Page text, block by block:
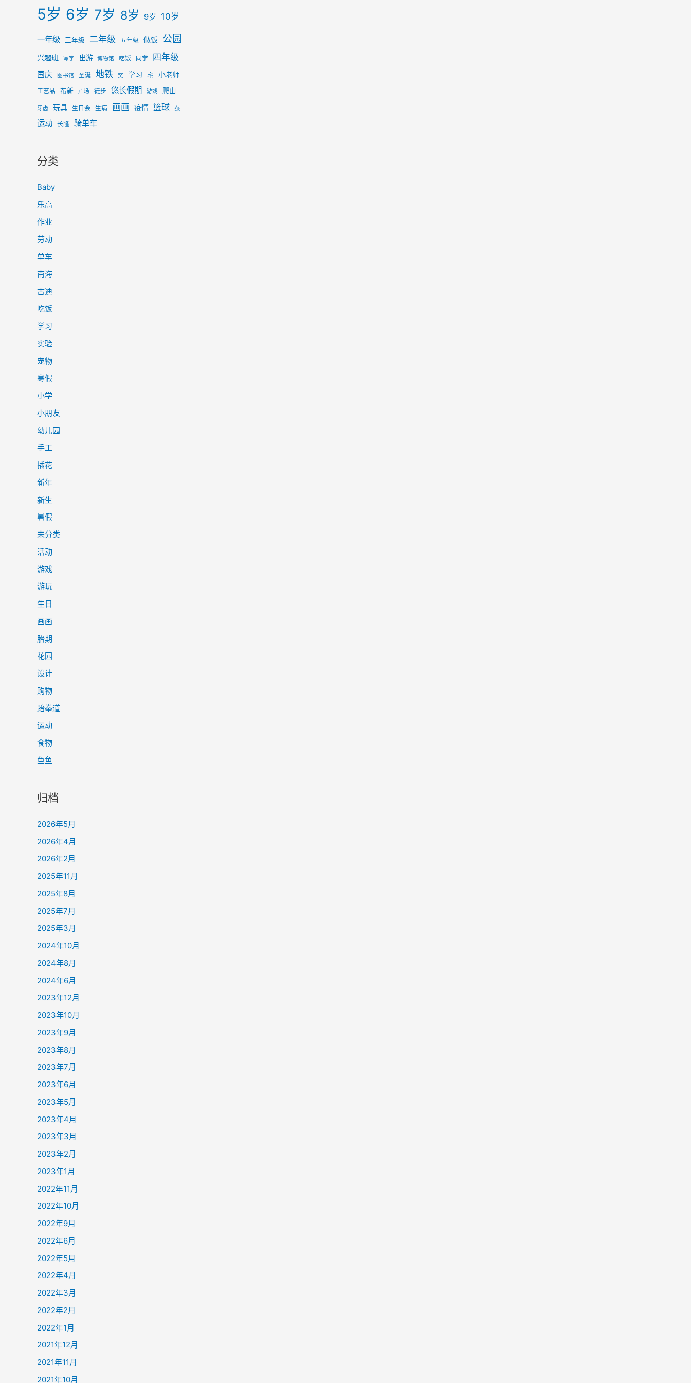
5岁 6岁 7岁 8岁 9岁 10岁
一年级 三年级 二年级 五年级 做饭 公园
兴趣班 写字 出游 博物馆 吃饭 同学 四年级
国庆 图书馆 圣诞 地铁 奖 学习 宅 小老师
工艺品 布新 广场 徒步 悠长假期 游戏 爬山
牙齿 玩具 生日会 生病 画画 疫情 篮球 蚕
运动 长隆 骑单车
分类
Baby
乐高
作业
劳动
单车
南海
古迪
吃饭
学习
实验
宠物
寒假
小学
小朋友
幼儿园
手工
插花
新年
新生
暑假
未分类
活动
游戏
游玩
生日
画画
胎期
花园
设计
购物
跆拳道
运动
食物
鱼鱼
归档
2026年5月
2026年4月
2026年2月
2025年11月
2025年8月
2025年7月
2025年3月
2024年10月
2024年8月
2024年6月
2023年12月
2023年10月
2023年9月
2023年8月
2023年7月
2023年6月
2023年5月
2023年4月
2023年3月
2023年2月
2023年1月
2022年11月
2022年10月
2022年9月
2022年6月
2022年5月
2022年4月
2022年3月
2022年2月
2022年1月
2021年12月
2021年11月
2021年10月